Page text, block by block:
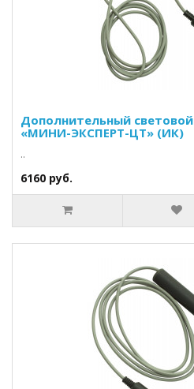
Дополнительный
«МИНИ-ЭКСПЕРТ-ЦТ» (ИК)
..
6160 руб.